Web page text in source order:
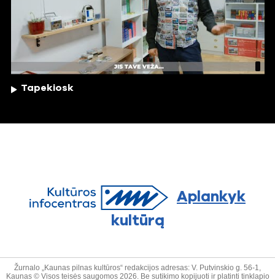
Tapekiosk
Aplankyk
kultūrą
Žurnalo „Kaunas pilnas kultūros“ redakcijos adresas: V. Putvinskio g. 56-1,
Kaunas © Visos teisės saugomos 2026. Be sutikimo kopijuoti ir platinti tinklapio